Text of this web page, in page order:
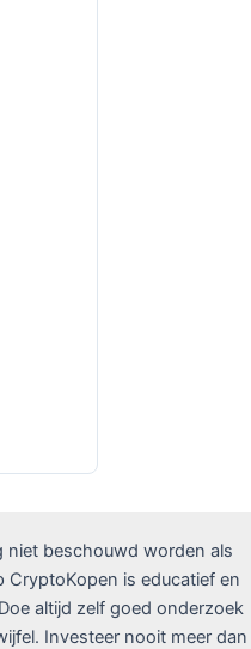
niet beschouwd worden als
CryptoKopen is educatief en
altijd zelf goed onderzoek
Investeer nooit meer dan